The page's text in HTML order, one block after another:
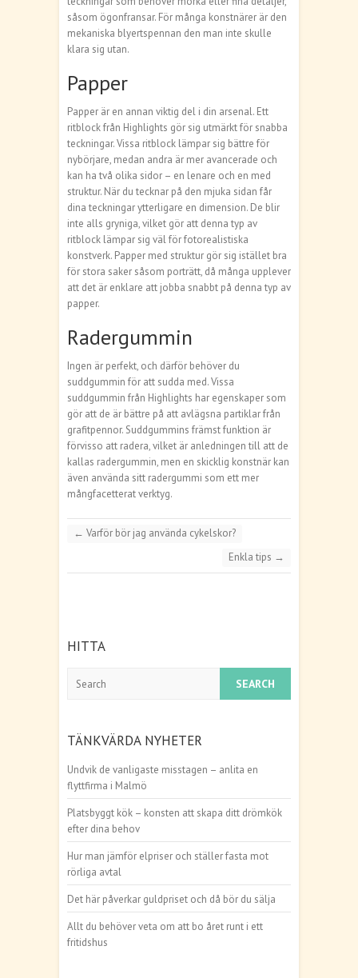
såsom ögonfransar. För många konstnärer är den
mekaniska blyertspennan den man inte skulle
klara sig utan.
Papper
Papper är en annan viktig del i din arsenal. Ett
ritblock från Highlights gör sig utmärkt för snabba
teckningar. Vissa ritblock lämpar sig bättre för
nybörjare, medan andra är mer avancerade och
kan ha två olika sidor – en lenare och en med
struktur. När du tecknar på den mjuka sidan får
dina teckningar ytterligare en dimension. De blir
inte alls gryniga, vilket gör att denna typ av
ritblock lämpar sig väl för fotorealistiska
konstverk. Papper med struktur gör sig istället bra
för stora saker såsom porträtt, då många upplever
att det är enklare att jobba snabbt på denna typ av
papper.
Radergummin
Ingen är perfekt, och därför behöver du
suddgummin för att sudda med. Vissa
suddgummin från Highlights har egenskaper som
gör att de är bättre på att avlägsna partiklar från
grafitpennor. Suddgummins främst funktion är
förvisso att radera, vilket är anledningen till att de
kallas radergummin, men en skicklig konstnär kan
även använda sitt radergummi som ett mer
mångfacetterat verktyg.
← Varför bör jag använda cykelskor?
Enkla tips →
HITTA
TÄNKVÄRDA NYHETER
Undvik de vanligaste misstagen – anlita en
flyttfirma i Malmö
Platsbyggt kök – konsten att skapa ditt drömkök
efter dina behov
Hur man jämför elpriser och ställer fasta mot
rörliga avtal
Det här påverkar guldpriset och då bör du sälja
Allt du behöver veta om att bo året runt i ett
fritidshus